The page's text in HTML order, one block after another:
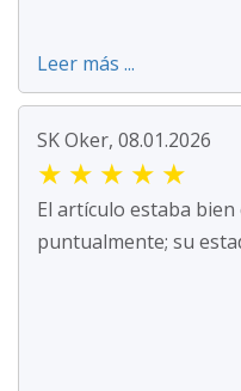
Leer más ...
SK Oker, 08.01.2026
★ ★ ★ ★ ★
El artículo estaba
puntualmente; su